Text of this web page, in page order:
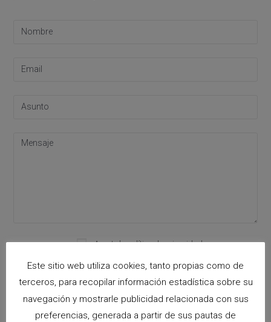
Please leave this field empty.
Acepto lapolítica de privacidad
Categorías
Este sitio web utiliza cookies, tanto propias como de
terceros, para recopilar información estadística sobre su
navegación y mostrarle publicidad relacionada con sus
preferencias, generada a partir de sus pautas de